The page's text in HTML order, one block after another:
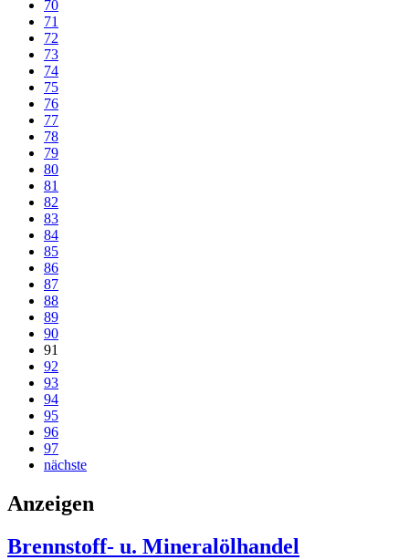
70
71
72
73
74
75
76
77
78
79
80
81
82
83
84
85
86
87
88
89
90
91
92
93
94
95
96
97
nächste
Anzeigen
Brennstoff- u. Mineralölhandel